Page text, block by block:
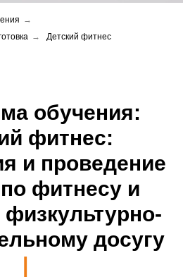
→
→ Детский фитнес
обучения:
фитнес:
и проведение
по фитнесу и
досугу
|